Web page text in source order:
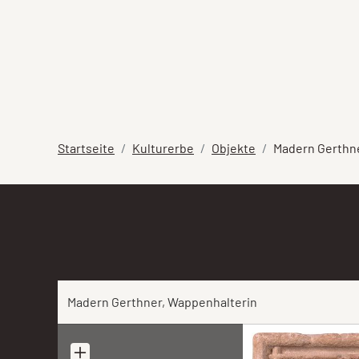
Startseite Kulturerbe Objekte Madern
Madern Gerthner, Wappenhalterin